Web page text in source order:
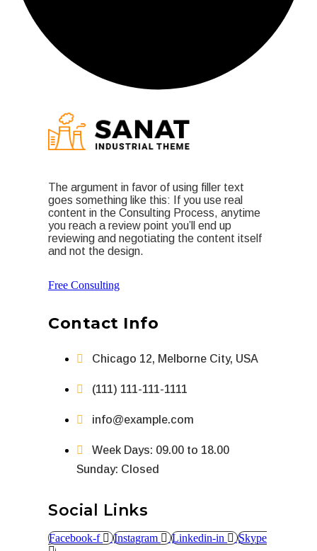
The argument in favor of using filler text
goes something like this: If you use real
content in the Consulting Process, anytime
you reach a review point you’ll end up
reviewing and negotiating the content itself
and not the design.
Free Consulting
Contact Info
Chicago 12, Melborne City, USA
(111) 111-111-1111
info@example.com
Week Days: 09.00 to 18.00
Sunday: Closed
Social Links
Facebook-f Instagram Linkedin-in Skype